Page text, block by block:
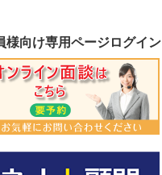
様向け専用ページログイン